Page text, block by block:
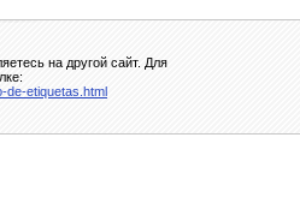
на другой сайт. Для
de-etiquetas.html